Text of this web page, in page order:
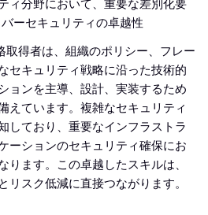
ィ分野において、重要な差別化要
ーセキュリティの卓越性
取得者は、組織のポリシー、フレー
セキュリティ戦略に沿った技術的
ョンを主導、設計、実装するため
えています。複雑なセキュリティ
しており、重要なインフラストラ
ーションのセキュリティ確保にお
ります。この卓越したスキルは、
リスク低減に直接つながります。